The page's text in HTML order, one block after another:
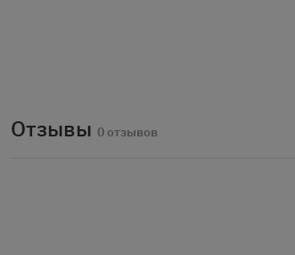
Отзывы 0 отзывов